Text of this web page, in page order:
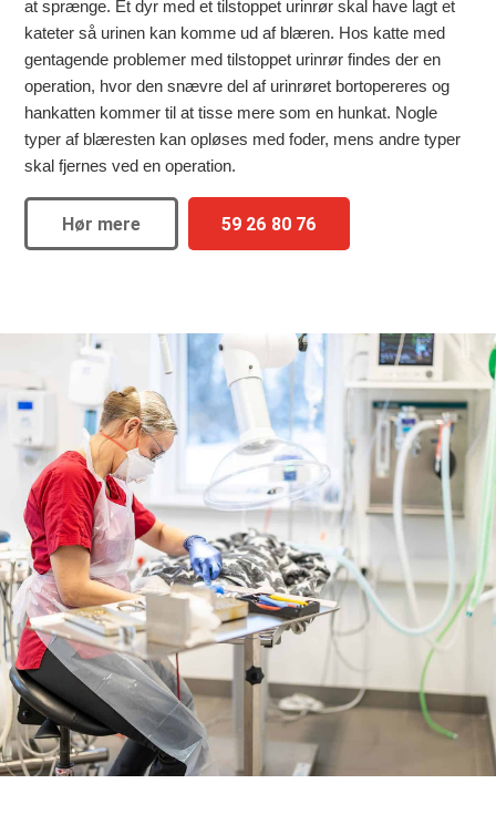
at sprænge. Et dyr med et tilstoppet urinrør skal have lagt et
kateter så urinen kan komme ud af blæren. Hos katte med
gentagende problemer med tilstoppet urinrør findes der en
operation, hvor den snævre del af urinrøret bortopereres og
hankatten kommer til at tisse mere som en hunkat. Nogle
typer af blæresten kan opløses med foder, mens andre typer
skal fjernes ved en operation.
Hør mere 59 26 80 76